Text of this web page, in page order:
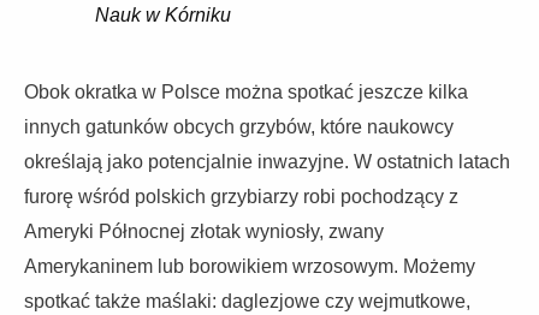
Nauk w Kórniku
Obok okratka w Polsce można spotkać jeszcze kilka
innych gatunków obcych grzybów, które naukowcy
określają jako potencjalnie inwazyjne. W ostatnich latach
furorę wśród polskich grzybiarzy robi pochodzący z
Ameryki Północnej złotak wyniosły, zwany
Amerykaninem lub borowikiem wrzosowym. Możemy
spotkać także maślaki: daglezjowe czy wejmutkowe,